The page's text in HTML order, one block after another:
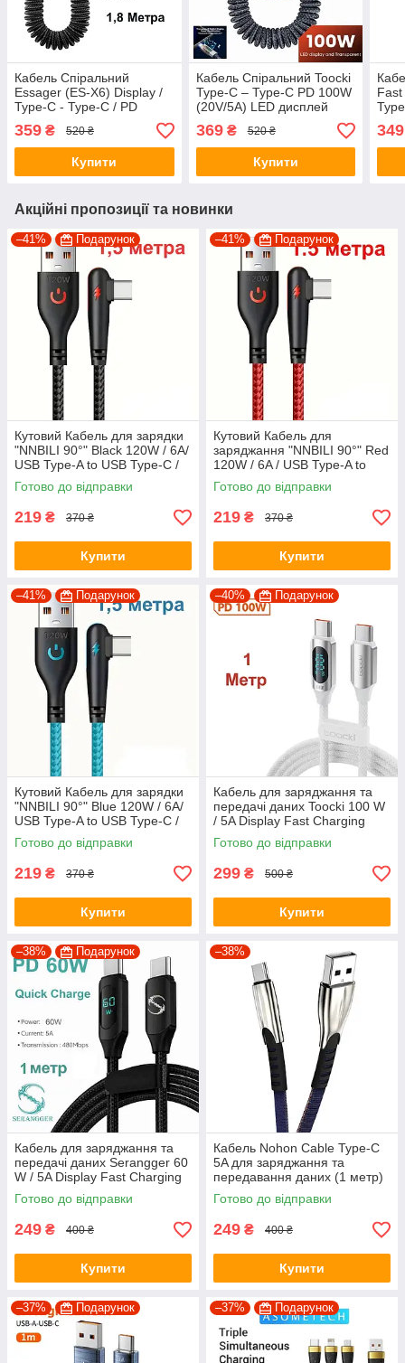
Кабель Спіральний
Essager (ES-X6) Display /
Type-C - Type-C / PD
100W 5A / 480 Mbps /
швидка зарядка / 1,8 м
Black
359 ₴ 520 ₴
Купити
Кабель Спіральний Toocki
Type-C – Type-C PD 100W
(20V/5A) LED дисплей
швидка зарядка 1,8м Grey
369₴ 520 ₴
Купити
349
Акційні пропозиції та новинки
–41% Подарунок
Кутовий Кабель для зарядки
"NNBILI 90°" Black 120W / 6A/
USB Type-A to USB Type-C /
1.5 метра
Готово до відправки
219 ₴ 370 ₴
Купити
–41% Подарунок
Кутовий Кабель для
заряджання "NNBILI 90°" Red
120W / 6A / USB Type-A to
USB Type-C / 1.5 метра (R-
1.5)
Готово до відправки
219 ₴ 370 ₴
Купити
–41% Подарунок
Кутовий Кабель для зарядки
"NNBILI 90°" Blue 120W / 6A/
USB Type-A to USB Type-C /
1,5 метра
Готово до відправки
219 ₴ 370 ₴
Купити
–40% Подарунок
Кабель для заряджання та
передачі даних Toocki 100 W
/ 5A Display Fast Charging
Cable / Type-C - Type-C / 1м /
Білий
Готово до відправки
299 ₴ 500 ₴
Купити
–38% Подарунок
Кабель для заряджання та
передачі даних Serangger 60
W / 5A Display Fast Charging
Cable / Type-C - Type-C / 480
Mbps / 1м / Чорний
Готово до відправки
249 ₴ 400 ₴
Купити
–38%
Кабель Nohon Cable Type-C
5A для заряджання та
передавання даних (1 метр)
Готово до відправки
249 ₴ 400 ₴
Купити
–37% Подарунок –37% Подарунок